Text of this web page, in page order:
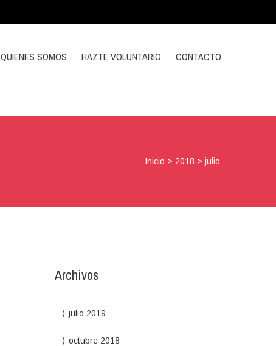
QUIENES SOMOS HAZTE VOLUNTARIO CONTACTO
Inicio > 2018 >julio
Archivos
julio 2019
octubre 2018